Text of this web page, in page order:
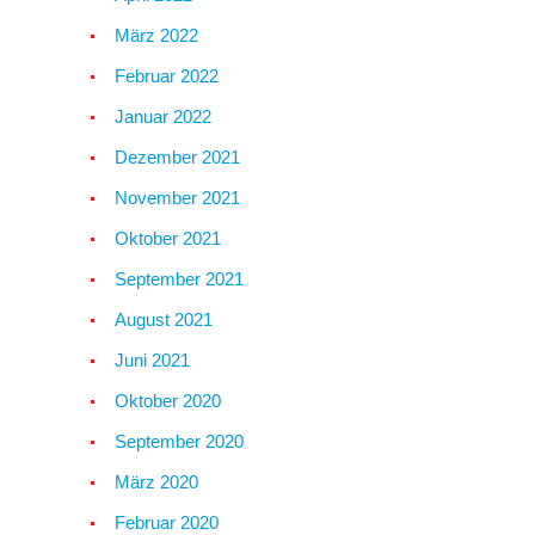
März 2022
Februar 2022
Januar 2022
Dezember 2021
November 2021
Oktober 2021
September 2021
August 2021
Juni 2021
Oktober 2020
September 2020
März 2020
Februar 2020